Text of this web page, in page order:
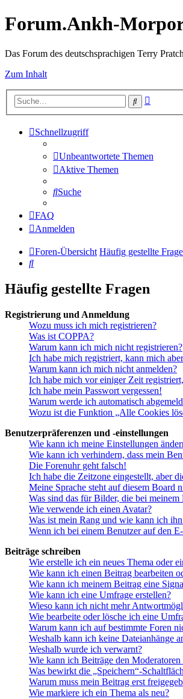
Forum.Ankh-
Das Forum des deutschsprachigen Terry
Zum Inhalt
Suche
Schnellzugriff
Unbeantwortete Themen
Aktive Themen
Suche
FAQ
Anmelden
Foren-Übersicht Häufig gestellte
Suche
Häufig gestellte Fragen
Registrierung und Anmeldung
Wozu muss ich mich registrieren?
Was ist COPPA?
Warum kann ich mich nicht registrieren?
Ich habe mich registriert, kann mich
Warum kann ich mich nicht anmelden?
Ich habe mich vor einiger Zeit
Ich habe mein Passwort vergessen!
Warum werde ich automatisch
Wozu ist die Funktion „Alle Cookies
Benutzerpräferenzen und -einstellungen
Wie kann ich meine Einstellungen
Wie kann ich verhindern, dass mein
Die Forenuhr geht falsch!
Ich habe die Zeitzone eingestellt, aber
Meine Sprache steht auf diesem Board
Was sind das für Bilder, die bei
Wie verwende ich einen Avatar?
Was ist mein Rang und wie kann ich
Wenn ich bei einem Benutzer auf den
Beiträge schreiben
Wie erstelle ich ein neues Thema oder
Wie kann ich einen Beitrag bearbeiten
Wie kann ich meinem Beitrag eine
Wie kann ich eine Umfrage erstellen?
Wieso kann ich nicht mehr
Wie bearbeite oder lösche ich eine
Warum kann ich auf bestimmte Foren
Weshalb kann ich keine Dateianhänge
Weshalb wurde ich verwarnt?
Wie kann ich Beiträge den Moderatoren
Was bewirkt die „Speichern“-
Warum muss mein Beitrag erst
Wie markiere ich ein Thema als neu?